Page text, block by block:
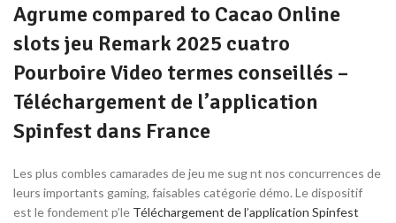
Agrume compared to Cacao Online
slots jeu Remark 2025 cuatro
Pourboire Video termes conseillés –
Téléchargement de l’application
Spinfest dans France
Les plus combles camarades de jeu me sug nt nos concurrences de
leurs importants gaming, faisables catégorie démo. Le dispositif
est le fondement p’le Téléchargement de l’application Spinfest